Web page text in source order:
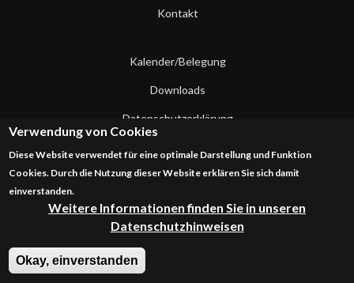
Kontakt
Kalender/Belegung
Downloads
Datenschutzerklärung
Kontakt
Verwendung von Cookies
Diese Website verwendet für eine optimale Darstellung und Funktion
Cookies. Durch die Nutzung dieser Website erklären Sie sich damit
einverstanden.
Weitere Informationen finden Sie in unseren
Datenschutzhinweisen
Okay, einverstanden